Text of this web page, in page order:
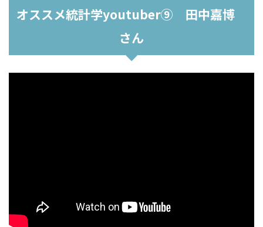
オススメ統計学youtuber⑨ 田中嘉博
さん